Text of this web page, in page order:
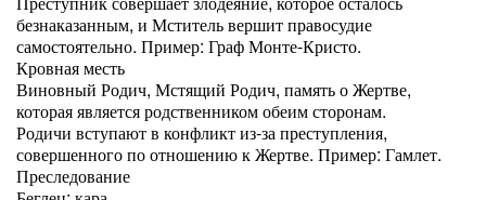
безнаказанным, и Мститель вершит правосудие
самостоятельно. Пример: Граф Монте-Кристо.
Кровная месть
Виновный Родич, Мстящий Родич, память о Жертве,
которая является родственником обеим сторонам.
Родичи вступают в конфликт из-за преступления,
совершенного по отношению к Жертве. Пример: Гамлет.
Преследование